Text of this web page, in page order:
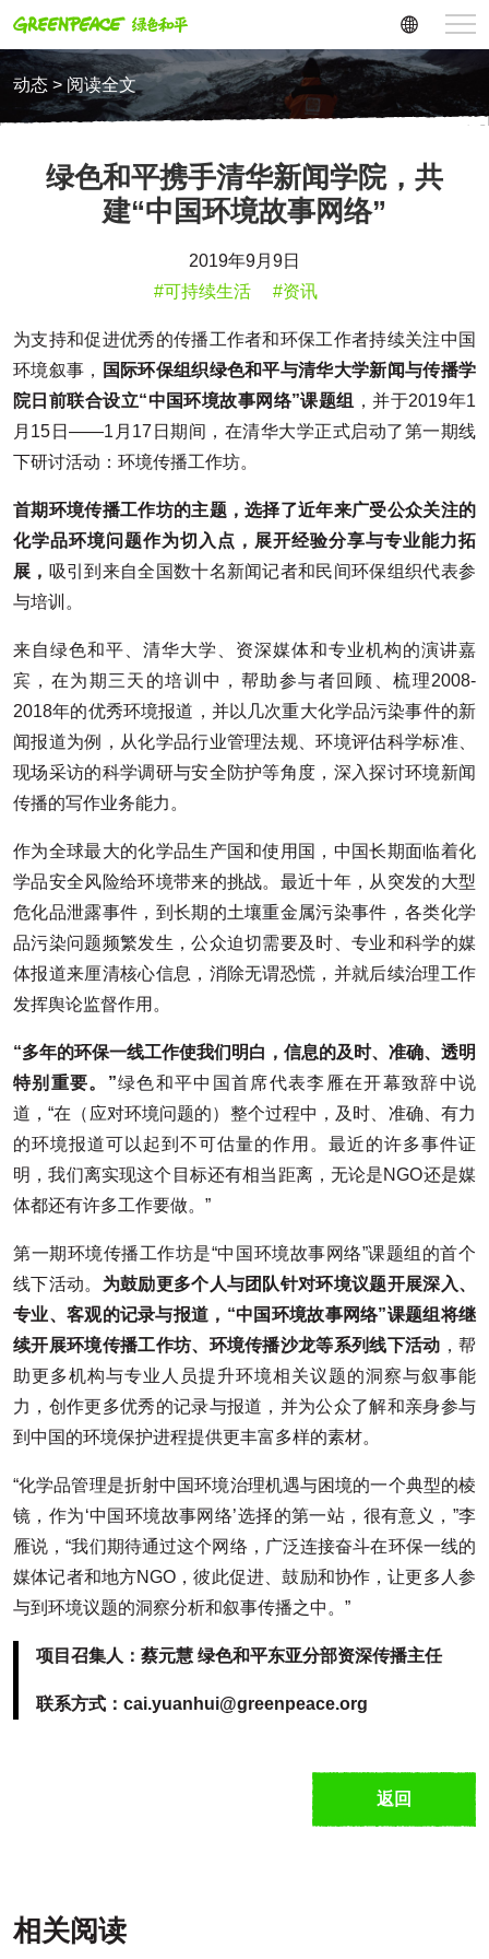
动态 > 阅读全文
绿色和平携手清华新闻学院，共
建“中国环境故事网络”
2019年9月9日
#可持续生活
#资讯
为支持和促进优秀的传播工作者和环保工作者持续关注中国
环境叙事，
国际环保组织绿色和平与清华大学新闻与传播学
院日前联合设立“中国环境故事网络”课题组
，并于2019年1
月15日——1月17日期间，在清华大学正式启动了第一期线
下研讨活动：环境传播工作坊。
首期环境传播工作坊的主题，选择了近年来广受公众关注的
化学品环境问题作为切入点，展开经验分享与专业能力拓
展， 吸引到来自全国数十名新闻记者和民间环保组织代表参
与培训。
来自绿色和平、清华大学、资深媒体和专业机构的演讲嘉
宾，在为期三天的培训中，帮助参与者回顾、梳理2008-
2018年的优秀环境报道，并以几次重大化学品污染事件的新
闻报道为例，从化学品行业管理法规、环境评估科学标准、
现场采访的科学调研与安全防护等角度，深入探讨环境新闻
传播的写作业务能力。
作为全球最大的化学品生产国和使用国，中国长期面临着化
学品安全风险给环境带来的挑战。最近十年，从突发的大型
危化品泄露事件，到长期的土壤重金属污染事件，各类化学
品污染问题频繁发生，公众迫切需要及时、专业和科学的媒
体报道来厘清核心信息，消除无谓恐慌，并就后续治理工作
发挥舆论监督作用。
“多年的环保一线工作使我们明白，信息的及时、准确、透明
特别重要。”绿色和平中国首席代表李雁在开幕致辞中说
道，“在（应对环境问题的）整个过程中，及时、准确、有力
的环境报道可以起到不可估量的作用。最近的许多事件证
明，我们离实现这个目标还有相当距离，无论是NGO还是媒
体都还有许多工作要做。”
第一期环境传播工作坊是“中国环境故事网络”课题组的首个
线下活动。 为鼓励更多个人与团队针对环境议题开展深入、
专业、客观的记录与报道，“中国环境故事网络”课题组将继
续开展环境传播工作坊、环境传播沙龙等系列线下活动 ，帮
助更多机构与专业人员提升环境相关议题的洞察与叙事能
力，创作更多优秀的记录与报道，并为公众了解和亲身参与
到中国的环境保护进程提供更丰富多样的素材。
“化学品管理是折射中国环境治理机遇与困境的一个典型的棱
镜，作为‘中国环境故事网络’选择的第一站，很有意义，”李
雁说，“我们期待通过这个网络，广泛连接奋斗在环保一线的
媒体记者和地方NGO，彼此促进、鼓励和协作，让更多人参
与到环境议题的洞察分析和叙事传播之中。”
项目召集人：蔡元慧 绿色和平东亚分部资深传播主任
联系方式：cai.yuanhui@greenpeace.org
返回
相关阅读